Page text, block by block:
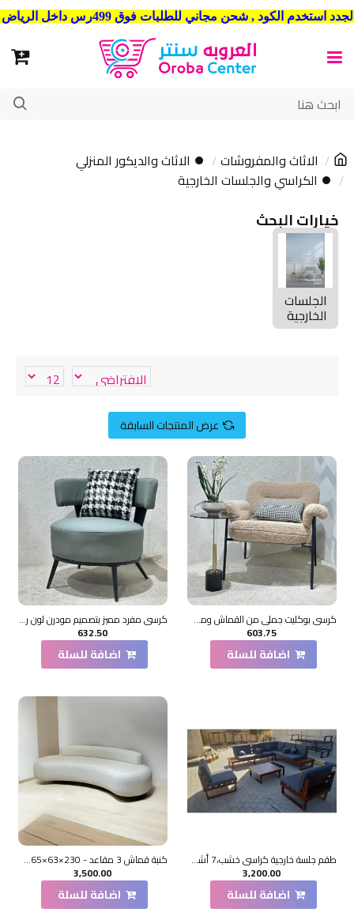
شحن مجاني للطلبات فوق 499رس داخل الرياض . وشحن الي جميع مدن المملكة العربية السعودية
الاثاث والمفروشات
⏺ الاثاث والديكور المنزلي
⏺ الكراسي والجلسات الخارجية
خيارات البحث
الجلسات
الخارجية
عرض المنتجات السابقة
كرسي بوكليت جملي من القماش ومعدن 60×75×80سم
603.75
اضافة للسلة
كرسي مفرد مميز بتصميم مودرن لون رمادي جلد 63×68×65سم
632.50
اضافة للسلة
طقم جلسة خارجية كراسي خشب،7 أشخاص +طاولة خدمة بمنقل للفحم
3,200.00
اضافة للسلة
كنبة قماش 3 مقاعد - 230×63×65سم
3,500.00
اضافة للسلة